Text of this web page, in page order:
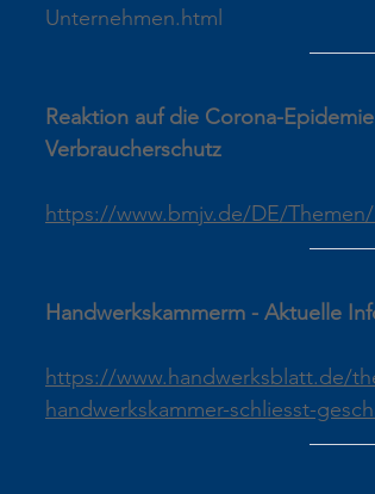
Unternehmen.html
Reaktion auf die Corona-
Verbraucherschutz
https://www.bmjv.de/DE/
Handwerkskammerm - Aktuelle
https://www.handwerksblatt.de/
handwerkskammer-schliesst-